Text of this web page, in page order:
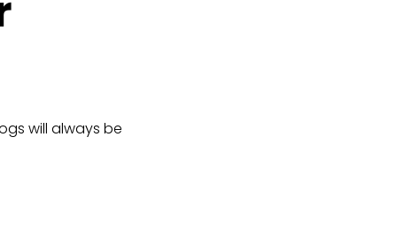
will always be